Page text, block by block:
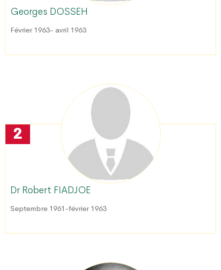
Georges DOSSEH
Février 1963- avril 1963
2
Dr Robert FIADJOE
Septembre 1961-février 1963